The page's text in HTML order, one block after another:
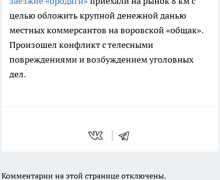
целью обложить крупной денежной данью
местных коммерсантов на воровской «общак».
Произошел конфликт с телесными
повреждениями и возбуждением уголовных
дел.
Комментарии на этой странице отключены.